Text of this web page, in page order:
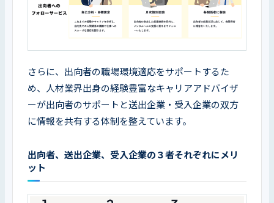
さらに、出向者の職場環境適応をサポートするた
め、人材業界出身の経験豊富なキャリアアドバイザ
ーが出向者のサポートと送出企業・受入企業の双方
に情報を共有する体制を整えています。
出向者、送出企業、受入企業の３者それぞれにメリ
ット